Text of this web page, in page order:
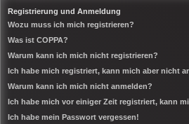
Registrierung und Anmeldung
Wozu muss ich mich registrieren?
Was ist COPPA?
Warum kann ich mich nicht registrieren?
Ich habe mich registriert, kann mich aber nicht
Warum kann ich mich nicht anmelden?
Ich habe mich vor einiger Zeit registriert, kann
Ich habe mein Passwort vergessen!